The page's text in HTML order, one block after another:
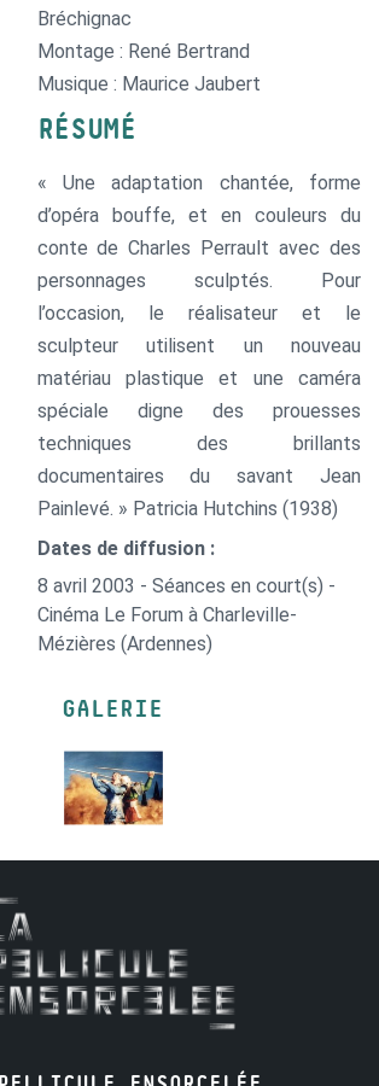
Bréchignac
Montage : René Bertrand
Musique : Maurice Jaubert
RÉSUMÉ
« Une adaptation chantée, forme
d’opéra bouffe, et en couleurs du
conte de Charles Perrault avec des
personnages sculptés. Pour
l’occasion, le réalisateur et le
sculpteur utilisent un nouveau
matériau plastique et une caméra
spéciale digne des prouesses
techniques des brillants
documentaires du savant Jean
Painlevé. » Patricia Hutchins (1938)
Dates de diffusion :
8 avril 2003 - Séances en court(s) -
Cinéma Le Forum à Charleville-
Mézières (Ardennes)
GALERIE